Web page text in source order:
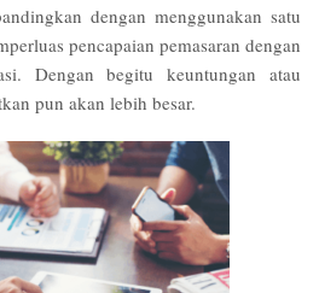
dengan menggunakan satu
pencapaian pemasaran dengan
Dengan begitu keuntungan atau
pun akan lebih besar.